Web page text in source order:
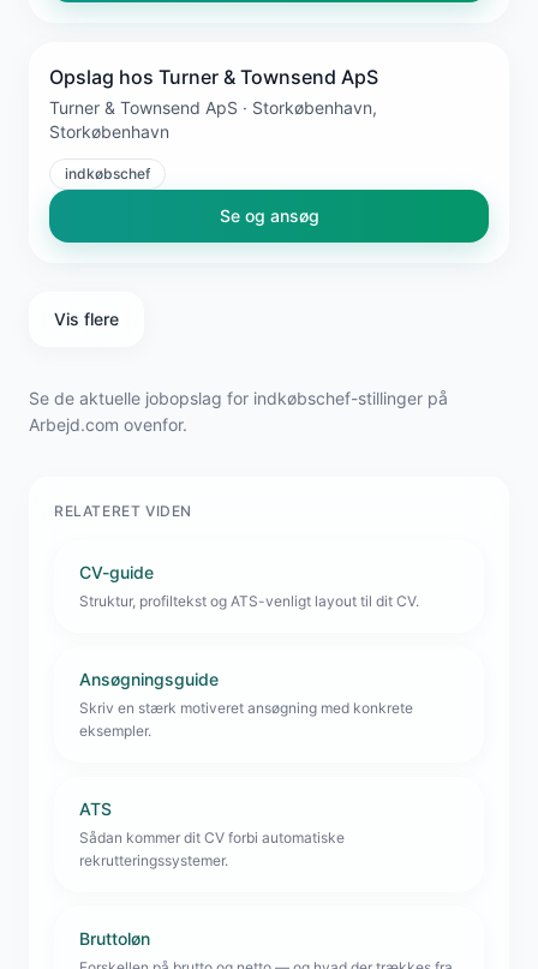
Opslag hos Turner & Townsend ApS
Turner & Townsend ApS · Storkøbenhavn,
Storkøbenhavn
indkøbschef
Se og ansøg
Vis flere
Se de aktuelle jobopslag for indkøbschef-stillinger på
Arbejd.com ovenfor.
RELATERET VIDEN
CV-guide
Struktur, profiltekst og ATS-venligt layout til dit CV.
Ansøgningsguide
Skriv en stærk motiveret ansøgning med konkrete
eksempler.
ATS
Sådan kommer dit CV forbi automatiske
rekrutteringssystemer.
Bruttoløn